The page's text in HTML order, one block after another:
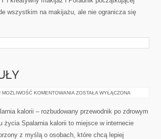
wszystkim na makijażu, ale nie ogranicza się
MOŻLIWOŚĆ KOMENTOWANIA CZYTELNICZE
ZOSTAŁA WYŁĄCZONA
kalorii – rozbudowany przewodnik po zdrowym
życia Spalarnia kalorii to miejsce w internecie
z myślą o osobach, które chcą lepiej